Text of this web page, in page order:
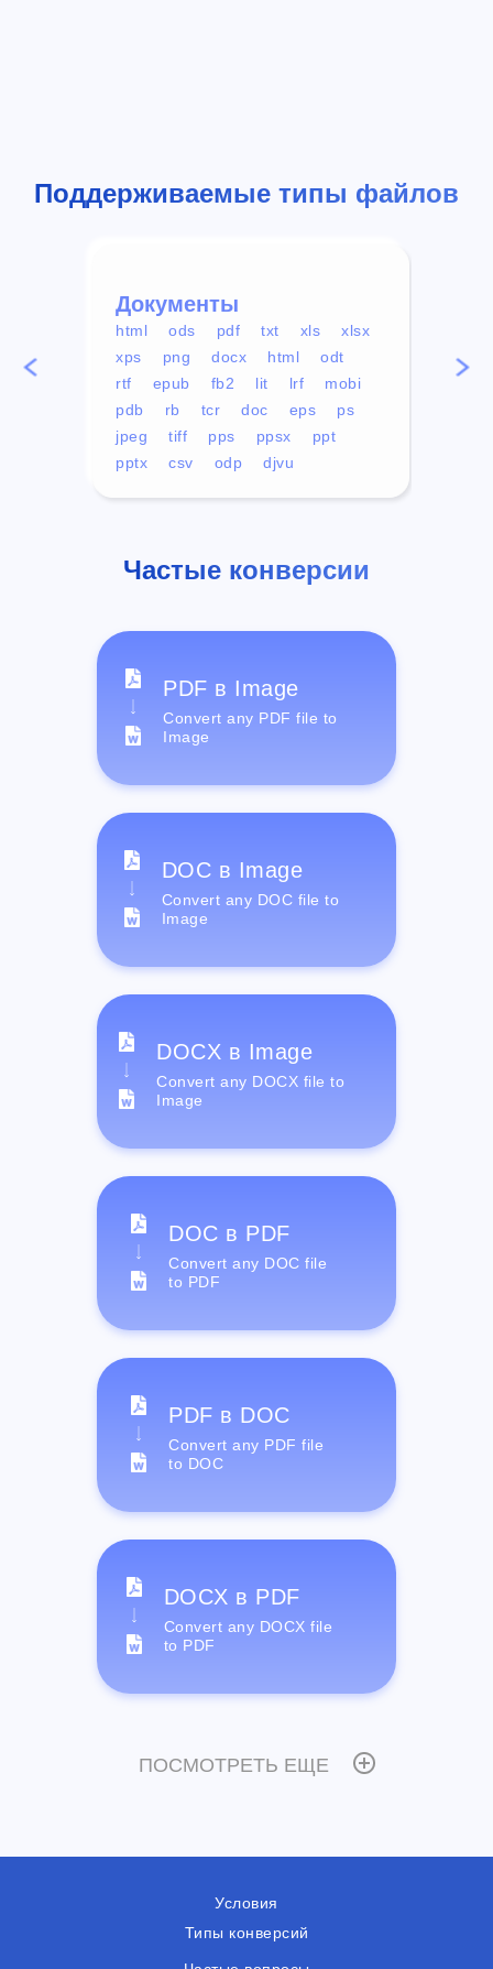
Поддерживаемые типы файлов
Документы
html ods pdf txt xls
xlsx
xps
png docx html
odt
rtf
epub fb2 lit lrf
mobi
pdb
rb tcr doc eps
ps
jpeg
tiff pps ppsx
ppt
pptx
csv odp djvu
mp4
Частые конверсии
PDF в Image
Convert any PDF file to
Image
DOC в Image
Convert any DOC file to
Image
DOCX в Image
Convert any DOCX file to
Image
DOC в PDF
Convert any DOC file
to PDF
PDF в DOC
Convert any PDF file
to DOC
DOCX в PDF
Convert any DOCX file
to PDF
ПОСМОТРЕТЬ ЕЩЕ
Условия
Типы конверсий